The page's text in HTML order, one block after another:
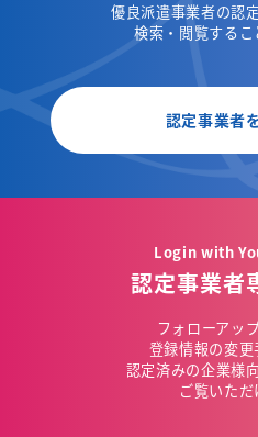
優良派遣事業者の認
検索・閲覧するこ
認定事業者
Login with
認定事業者
フォローアッ
登録情報の変更
認定済みの企業様
ご覧いただ